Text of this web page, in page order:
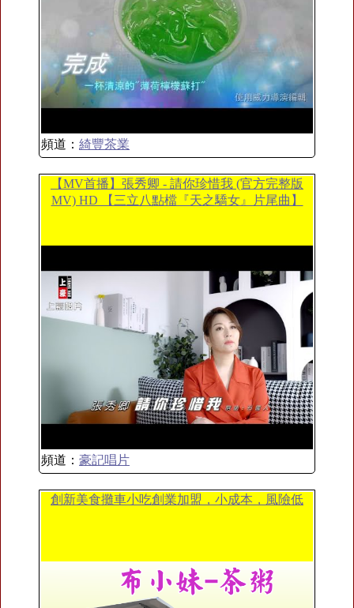
頻道： 綺豐茶業
【MV首播】張秀卿 - 請你珍惜我 (官方完整版
MV) HD 【三立八點檔『天之驕女』片尾曲】
頻道： 豪記唱片
創新美食攤車小吃創業加盟，小成本，風險低